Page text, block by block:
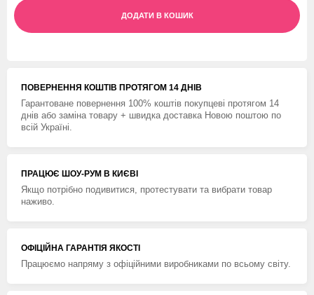
ДОДАТИ В КОШИК
ПОВЕРНЕННЯ КОШТIВ ПРОТЯГОМ 14 ДНIВ
Гарантоване повернення 100% коштів покупцеві протягом 14
днів або заміна товару + швидка доставка Новою поштою по
всій Україні.
ПРАЦЮЄ ШОУ-РУМ В КИЄВІ
Якщо потрібно подивитися, протестувати та вибрати товар
наживо.
ОФІЦІЙНА ГАРАНТІЯ ЯКОСТІ
Працюємо напряму з офіційними виробниками по всьому світу.